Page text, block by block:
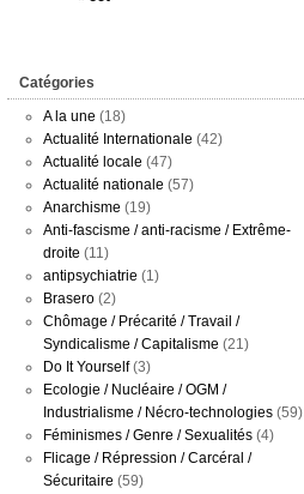
Catégories
A la une (18)
Actualité Internationale (42)
Actualité locale (47)
Actualité nationale (57)
Anarchisme (19)
Anti-fascisme / anti-racisme / Extrême-
droite (11)
antipsychiatrie (1)
Brasero (2)
Chômage / Précarité / Travail /
Syndicalisme / Capitalisme (21)
Do It Yourself(3)
Ecologie / Nucléaire / OGM /
Industrialisme / Nécro-technologies (59)
Féminismes / Genre / Sexualités (4)
Flicage / Répression / Carcéral /
Sécuritaire (59)